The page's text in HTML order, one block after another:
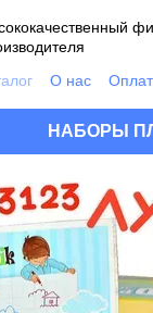
О нас
Пользовательское
НАБОРЫ